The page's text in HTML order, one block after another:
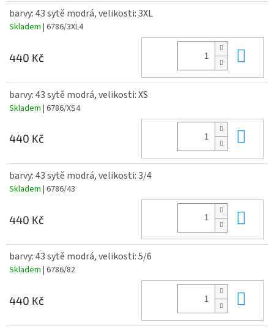
barvy: 43 sytě modrá, velikosti: 3XL
Skladem | 6786/3XL4
440 Kč
barvy: 43 sytě modrá, velikosti: XS
Skladem | 6786/XS4
440 Kč
barvy: 43 sytě modrá, velikosti: 3/4
Skladem | 6786/43
440 Kč
barvy: 43 sytě modrá, velikosti: 5/6
Skladem | 6786/82
440 Kč